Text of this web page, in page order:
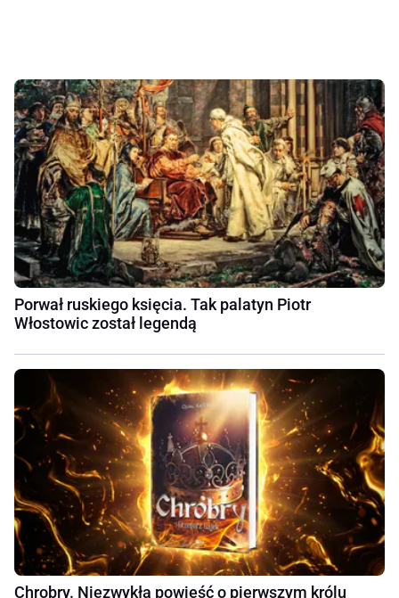
Porwał ruskiego księcia. Tak palatyn Piotr
Włostowic został legendą
Chrobry. Niezwykła powieść o pierwszym królu